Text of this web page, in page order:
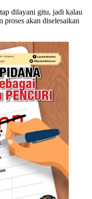
dilayani gitu, jadi kalau
proses akan diselesaikan